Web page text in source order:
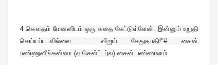
4 கௌதம் மேனனிடம் ஒரு கதை கேட்டுள்ளேன். இன்னும் உறுதி
செய்யப்படவில்லை . விஜய் சேதுதபதி!"# சைன்
பண்ணுனீங்கன்னா (ஏ சென்ட்டர்ல) சைன் பண்ணலாம்